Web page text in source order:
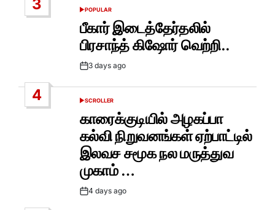
3
POSTED
IN
POPULAR
பீகார் இடைத்தேர்தலில்
பிரசாந்த் கிஷோர் வெற்றி..
Post3 days ago
4
POSTED
SCROLLER
காரைக்குடியில் அழகப்பா
கல்வி நிறுவனங்கள் ஏற்பாட்டில்
இலவச சமூக நல மருத்துவ
முகாம் …
Post4 days ago